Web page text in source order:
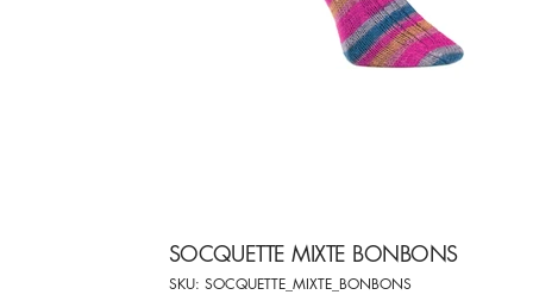
SOCQUETTE MIXTE BONBONS
SKU: SKU
SOCQUETTE_MIXTE_BONBONS
SOCQUETTE_MIXTE_BONBONS